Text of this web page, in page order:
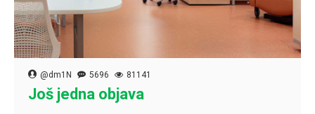
@dm1N 5696 81141
Još jedna objava